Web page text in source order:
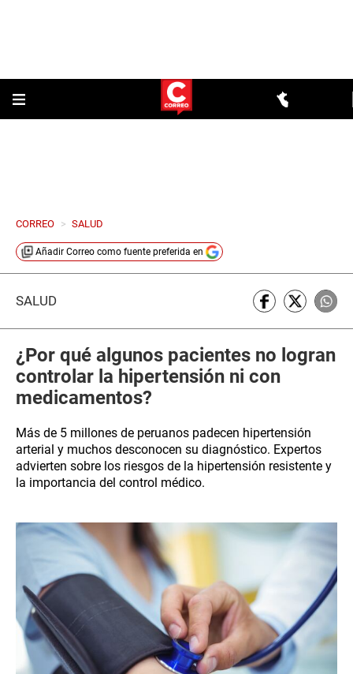
CORREO > SALUD
Añadir Correo como fuente preferida en
SALUD
¿Por qué algunos pacientes no logran
controlar la hipertensión ni con
medicamentos?
Más de 5 millones de peruanos padecen hipertensión
arterial y muchos desconocen su diagnóstico. Expertos
advierten sobre los riesgos de la hipertensión resistente y
la importancia del control médico.